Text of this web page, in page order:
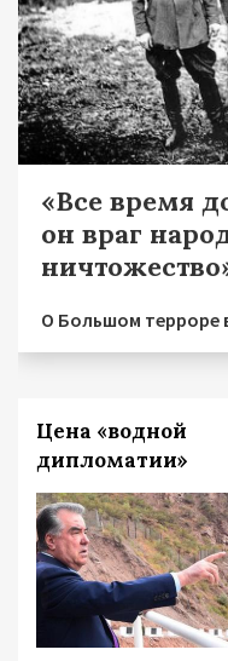
«Все время
он враг
О Большом терроре
Цена «водной
дипломатии»